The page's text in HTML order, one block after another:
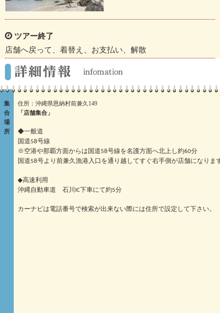
ツアー終了
店舗へ戻って、着替え、お支払い、解散
集
合
場
所
住所：沖縄県恩納村前兼久149
「店舗集合」
◆一般道
国道58号線
※空港や那覇方面からは国道58号線を名護方面へ北上し約60分
国道58号より前兼久漁港入口を通り越してすぐ右手側が店舗になりま
◆高速利用
沖縄自動車道 石川IC下車にて約5分
カーナビは電話番号で検索が出来ない際には住所で設定して下さい。